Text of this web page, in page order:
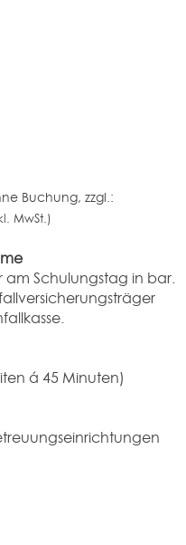
Buchung, zzgl.:
MwSt.)
am Schulungstag in bar.
á 45 Minuten)